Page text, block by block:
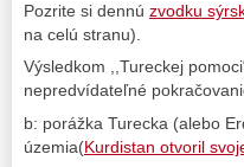
Pozrite si dennú zvodku
na celú stranu).
Výsledkom ,,Tureckej
nepredvídateľné
b: porážka Turecka (alebo
územia(Kurdistan otvoril